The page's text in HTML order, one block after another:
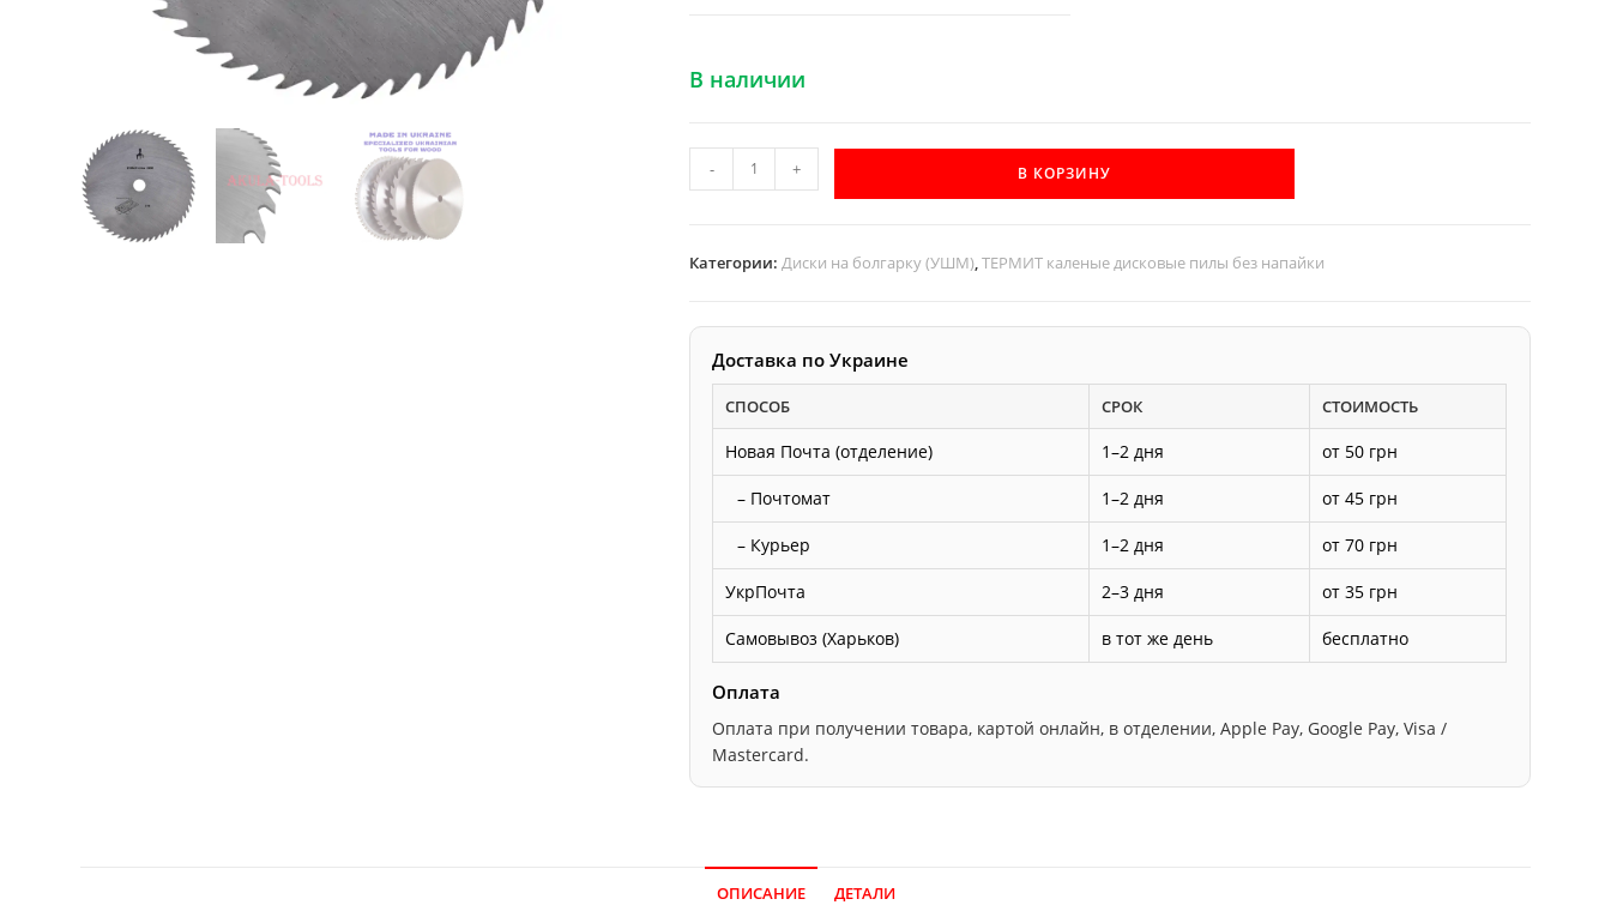
В наличии
Количество
товара
дисковая
пила
напайки
ТЕРМИТ
дереву
- + В КОРЗИНУ
Категории:Диски на болгарку (УШМ),ТЕРМИТ каленые дисковые пилы без напайки
Доставка по Украине
СПОСОБ СРОК СТОИМОСТЬ
Новая Почта (отделение) 1–2 дня от 50 грн
– Почтомат 1–2 дня от 45 грн
– Курьер 1–2 дня от 70 грн
УкрПочта 2–3 дня от 35 грн
Самовывоз (Харьков) в тот же день бесплатно
Оплата
Оплата при получении товара, картой онлайн, в отделении, Apple Pay, Google Pay, Visa /
Mastercard.
ОПИСАНИЕ ДЕТАЛИ